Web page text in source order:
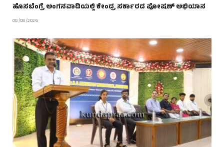
ಹೊಸಬೆಂಗ್ರೆ ಅಂಗನವಾಡಿಯಲ್ಲಿ ಕೇಂದ್ರ ಸರ್ಕಾರದ ಪೋಷಣ್ ಅಭಿಯಾನ
08/08/2026